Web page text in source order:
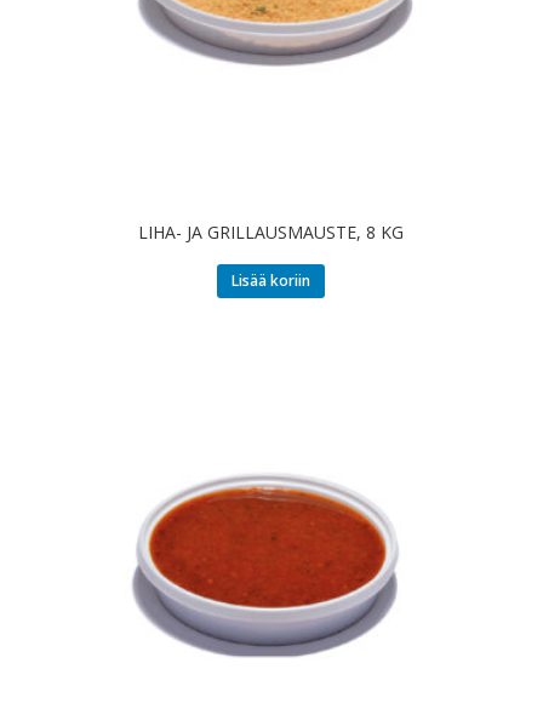
LIHA- JA GRILLAUSMAUSTE, 8 KG
Lisää koriin